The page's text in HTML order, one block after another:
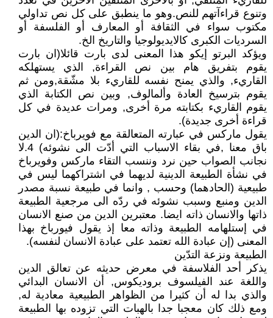
وتنوع قراءآتهم للنص.وهو ما ينطبق على كل نص تداولي
مكتوب سواء في الثقافة أو المعارف أو الفلسفة أو
السرديات الكبرى كالايديولوجيا والتاريخ الخ.
ويؤكد البرتو إيكو هذا المعنى لدى بارت قائلا(ان بارت
يقوم بتفريق هام بين نص القراءة, الذي يستهلكه
القاريء, والذي يمنح نفسه للقاريء بلا مشّقة,ومن ثم
يقوم بترسيخ العادة وألمالوف, وبين نص الكتابة الذي
يقوم القاريء بكتابته مرة أخرى, ومرات عديدة في كل
قراءة أخرى جديدة).
يقول ماركس في عبارته المتعالقة مع فويرباخ:(ان الدين
باق معنا ,في بقاء الاسباب التي أدّت الى نشوئه) 4.لا
نجانب الصواب حين نرد وننسب التقاء ماركس وفويرباخ
في نشأة الطبيعة الدينية لديهما في اشتراكهما ليس في
طبيعية (الحادهما) وحسب , وانما في طبيعة نسبة مصدر
الدين ومنبع وسبب نشوئه في ردّه الى مرجعية الطبيعة
ذاتها والانسان ذاته ايضا. معتبرين الدين من صنع الانسان
في إستلهامه الطبيعة وذاته معا إذ يقول فيورباخ بهذا
المعنى (إن عبادة الله تعتمد على عبادة الانسان لنفسه).
الطبيعة ونزعة التدّين
يذكر أحد الفلاسفة في معرض حديثه عن تعالق الدين
واللغة عند الفيلسوف بروديكوس, أن الانسان البدائي
والذي بدا له أن كثيرا من الظواهر الطبيعية معادية له,
ومع ذلك كان معجبا جدا بالهبات التي تزوده بها الطبيعة